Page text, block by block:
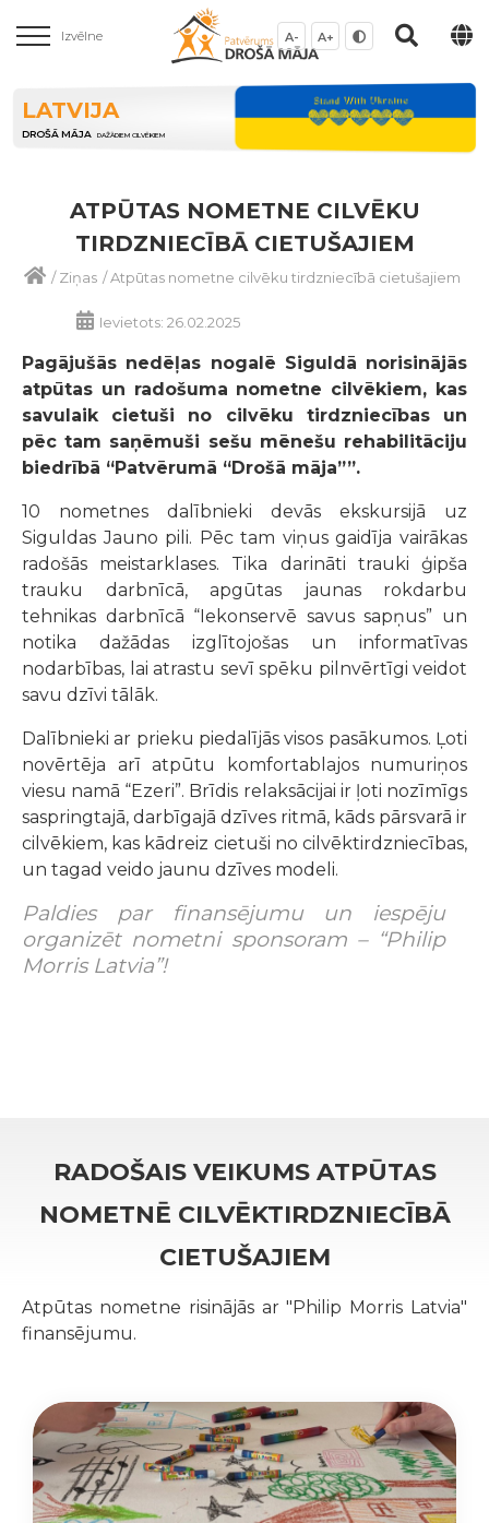
Izvēlne A- A+
LATVIJA
DROŠĀ MĀJA DAŽĀDIEM CILVĒKIEM
ATPŪTAS NOMETNE CILVĒKU
TIRDZNIECĪBĀ CIETUŠAJIEM
/Ziņas /Atpūtas nometne cilvēku tirdzniecībā cietušajiem
Ievietots: 26.02.2025
Pagājušās nedēļas nogalē Siguldā norisinājās
atpūtas un radošuma nometne cilvēkiem, kas
savulaik cietuši no cilvēku tirdzniecības un
pēc tam saņēmuši sešu mēnešu rehabilitāciju
biedrībā “Patvērumā “Drošā māja””.
10 nometnes dalībnieki devās ekskursijā uz
Siguldas Jauno pili. Pēc tam viņus gaidīja vairākas
radošās meistarklases. Tika darināti trauki ģipša
trauku darbnīcā, apgūtas jaunas rokdarbu
tehnikas darbnīcā “Iekonservē savus sapņus” un
notika dažādas izglītojošas un informatīvas
nodarbības, lai atrastu sevī spēku pilnvērtīgi veidot
savu dzīvi tālāk.
Dalībnieki ar prieku piedalījās visos pasākumos. Ļoti
novērtēja arī atpūtu komfortablajos numuriņos
viesu namā “Ezeri”. Brīdis relaksācijai ir ļoti nozīmīgs
saspringtajā, darbīgajā dzīves ritmā, kāds pārsvarā ir
cilvēkiem, kas kādreiz cietuši no cilvēktirdzniecības,
un tagad veido jaunu dzīves modeli.
Paldies par finansējumu un iespēju
organizēt nometni sponsoram – “Philip
Morris Latvia”!
RADOŠAIS VEIKUMS ATPŪTAS
NOMETNĒ CILVĒKTIRDZNIECĪBĀ
CIETUŠAJIEM
Atpūtas nometne risinājās ar "Philip Morris Latvia"
finansējumu.